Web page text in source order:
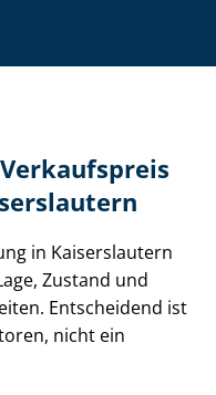
in Kaiserslautern
Zustand und
Entscheidend ist
nicht ein